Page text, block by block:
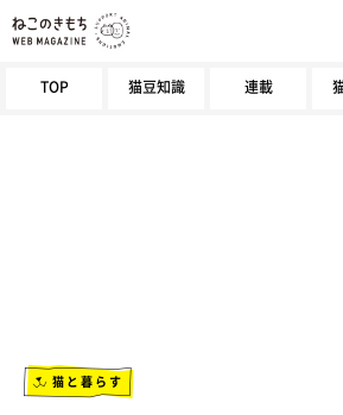
TOP 猫豆知識 連載
猫と暮らす